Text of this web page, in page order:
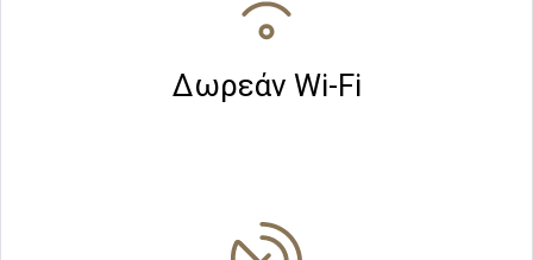
Δωρεάν Wi-Fi